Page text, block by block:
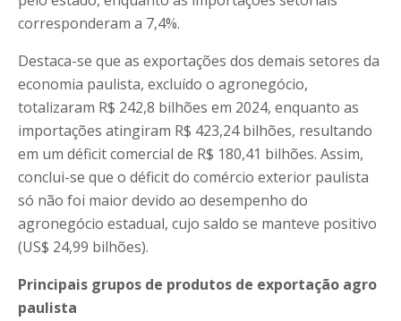
corresponderam a 7,4%.
Destaca-se que as exportações dos demais setores da
economia paulista, excluído o agronegócio,
totalizaram R$ 242,8 bilhões em 2024, enquanto as
importações atingiram R$ 423,24 bilhões, resultando
em um déficit comercial de R$ 180,41 bilhões. Assim,
conclui-se que o déficit do comércio exterior paulista
só não foi maior devido ao desempenho do
agronegócio estadual, cujo saldo se manteve positivo
(US$ 24,99 bilhões).
Principais grupos de produtos de exportação agro
paulista